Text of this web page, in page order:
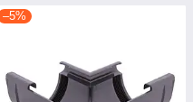
–5%